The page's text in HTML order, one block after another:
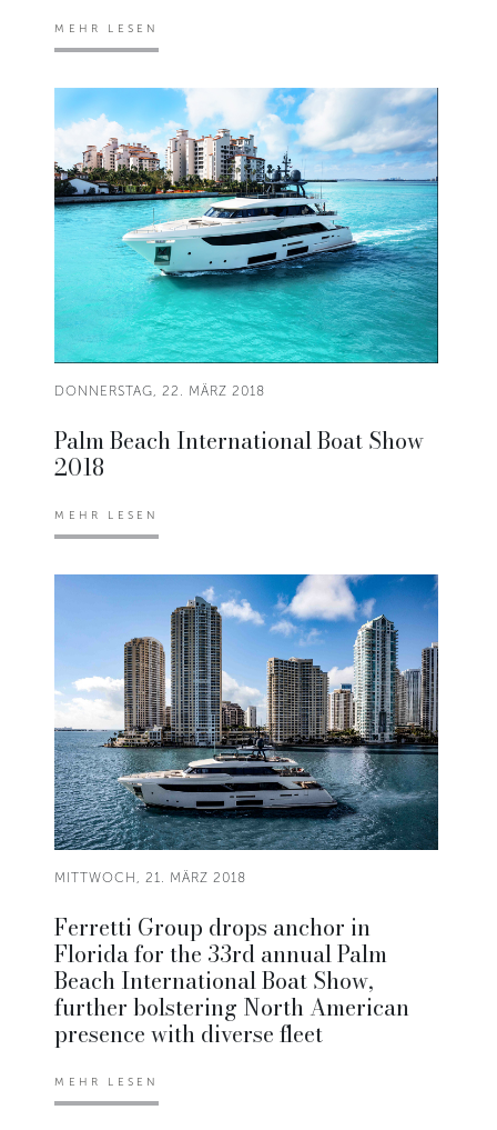
MEHR LESEN
DONNERSTAG, 22. MÄRZ 2018
Palm Beach International Boat Show
2018
MEHR LESEN
MITTWOCH, 21. MÄRZ 2018
Ferretti Group drops anchor in
Florida for the 33rd annual Palm
Beach International Boat Show,
further bolstering North American
presence with diverse fleet
MEHR LESEN